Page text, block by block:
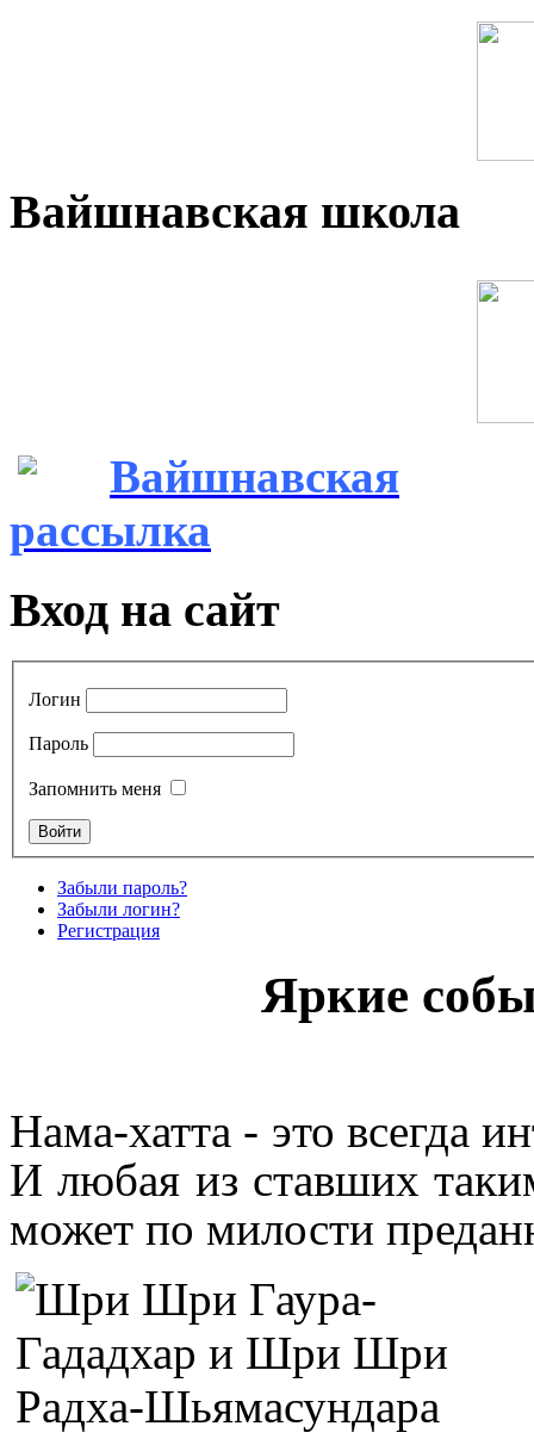
Вайшнавская школа
Вайшнавская
рассылка
Вход на сайт
Логин
Пароль
Запомнить меня
Забыли пароль?
Забыли логин?
Регистрация
Яркие
Нама-хатта - это всегда
И любая из ставших
может по милости